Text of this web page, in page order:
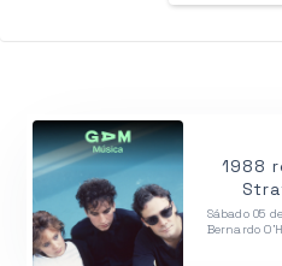
1988
Sábado 05
Bernardo